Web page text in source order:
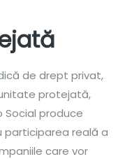
de drept privat,
protejată,
Social produce
reală a
care vor